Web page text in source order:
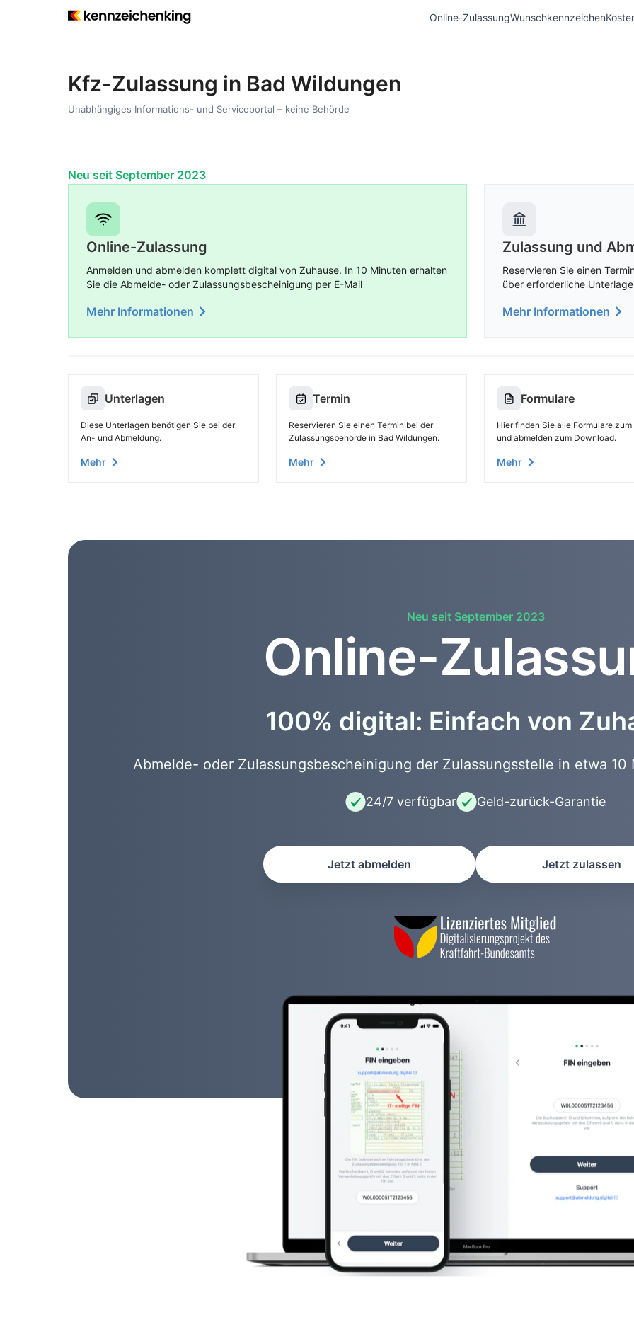
Online-ZulassungWunschkennzeichen
Kfz-Zulassung in Bad Wildungen
Unabhängiges Informations- und Serviceportal – keine Behörde
Neu seit September 2023
Online-Zulassung
Anmelden und abmelden komplett digital von Zuhause. In 10 Minuten erhalten
Sie die Abmelde- oder Zulassungsbescheinigung per E-Mail
Mehr Informationen
Zulassung und
Reservieren Sie einen
über erforderliche
Mehr Informationen
Unterlagen
Diese Unterlagen benötigen Sie bei der
An- und Abmeldung.
Mehr
Termin
Reservieren Sie einen Termin bei der
Zulassungsbehörde in Bad Wildungen.
Mehr
Formulare
Hier finden Sie alle Formulare
und abmelden zum Download.
Mehr
Neu seit September 2023
Online-
100% digital: Einfach von
Abmelde- oder Zulassungsbescheinigung der Zulassungsstelle in etwa
24/7 verfügbar Geld-zurück-Garantie
Jetzt abmelden Jetzt zulassen